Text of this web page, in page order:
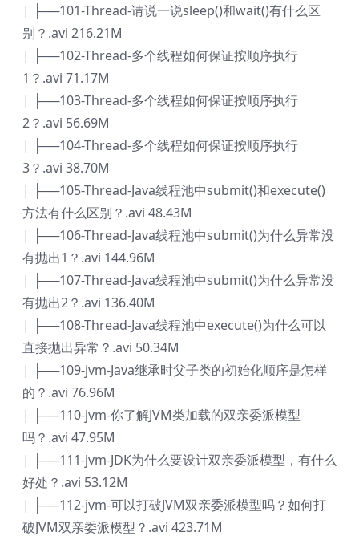
| ├──101-Thread-请说一说sleep()和wait()有什么区
别？.avi 216.21M
| ├──102-Thread-多个线程如何保证按顺序执行
1？.avi 71.17M
| ├──103-Thread-多个线程如何保证按顺序执行
2？.avi 56.69M
| ├──104-Thread-多个线程如何保证按顺序执行
3？.avi 38.70M
| ├──105-Thread-Java线程池中submit()和execute()
方法有什么区别？.avi 48.43M
| ├──106-Thread-Java线程池中submit()为什么异常没
有抛出1？.avi 144.96M
| ├──107-Thread-Java线程池中submit()为什么异常没
有抛出2？.avi 136.40M
| ├──108-Thread-Java线程池中execute()为什么可以
直接抛出异常？.avi 50.34M
| ├──109-jvm-Java继承时父子类的初始化顺序是怎样
的？.avi 76.96M
| ├──110-jvm-你了解JVM类加载的双亲委派模型
吗？.avi 47.95M
| ├──111-jvm-JDK为什么要设计双亲委派模型，有什么
好处？.avi 53.12M
| ├──112-jvm-可以打破JVM双亲委派模型吗？如何打
破JVM双亲委派模型？.avi 423.71M